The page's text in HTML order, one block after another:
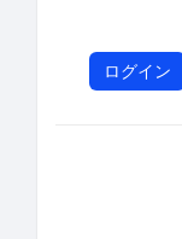
ログイン